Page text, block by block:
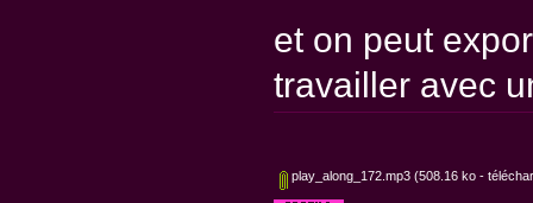
et on peut
travailler avec
play_along_172.mp3 (508.16 ko -